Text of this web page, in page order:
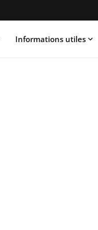
Informations utiles